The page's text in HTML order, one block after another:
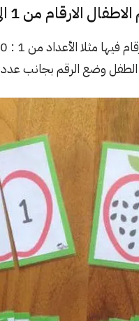
الارقام من 1 الى 20
الأعداد من 1 : 20 مقسمة إلى
وضع الرقم بجانب عدد